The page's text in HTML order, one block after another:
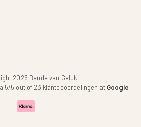
2026 Bende van Geluk
5/5 out of 23 klantbeoordelingen at Google